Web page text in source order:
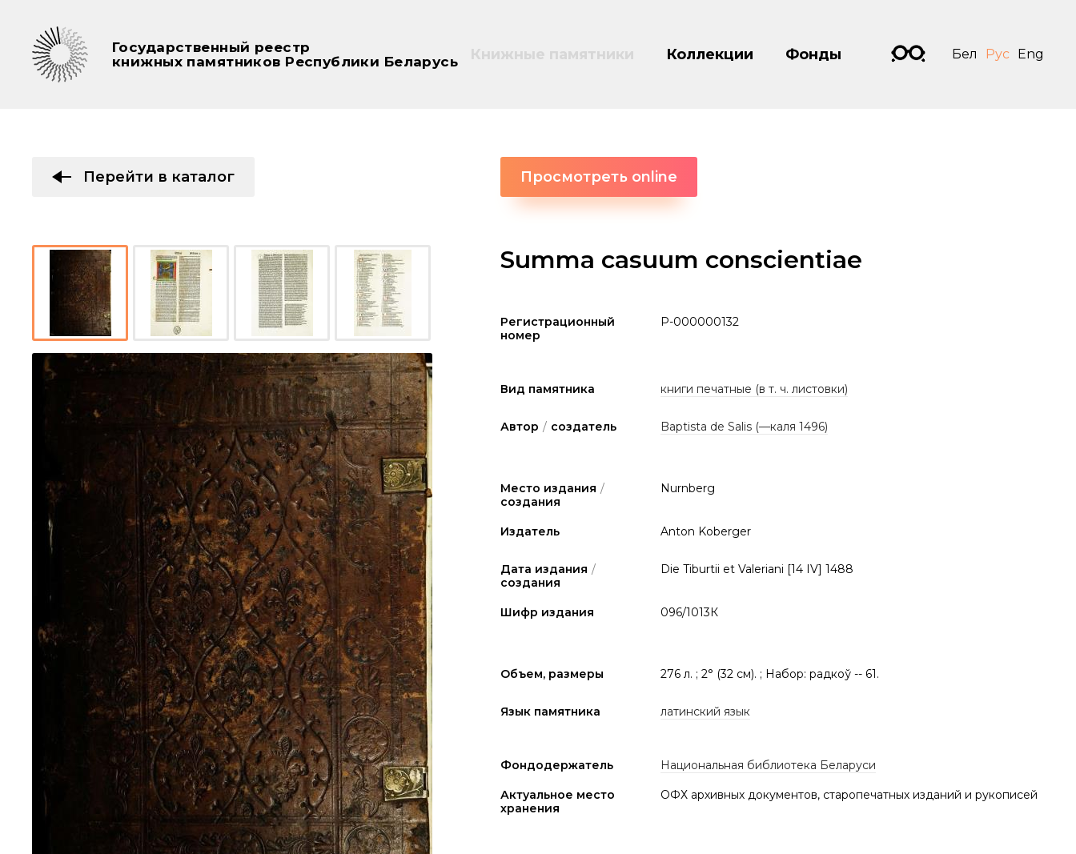
Государственный реестр
книжных памятников Республики Беларусь
Книжные памятники Коллекции Фонды Бел Рус Eng
Перейти в каталог Просмотреть online
Summa casuum conscientiae
Регистрационный
номер
P-000000132
Вид памятника книги печатные (в т. ч. листовки)
Автор / создатель Baptista de Salis (—каля 1496)
Место издания /
создания
Nurnberg
Издатель Anton Koberger
Дата издания /
создания
Die Tiburtii et Valeriani [14 IV] 1488
Шифр издания 096/1013К
Объем, размеры 276 л. ; 2° (32 см). ; Набор: радкоў -- 61.
Язык памятника латинский язык
Фондодержатель Национальная библиотека Беларуси
Актуальное место
хранения
ОФХ архивных документов, старопечатных изданий и рукописей